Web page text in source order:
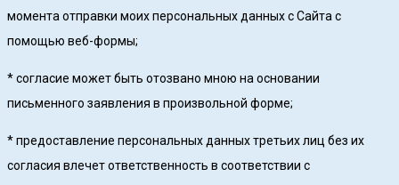
момента отправки моих персональных данных с Сайта с
помощью веб-формы;
* согласие может быть отозвано мною на основании
письменного заявления в произвольной форме;
* предоставление персональных данных третьих лиц без их
согласия влечет ответственность в соответствии с